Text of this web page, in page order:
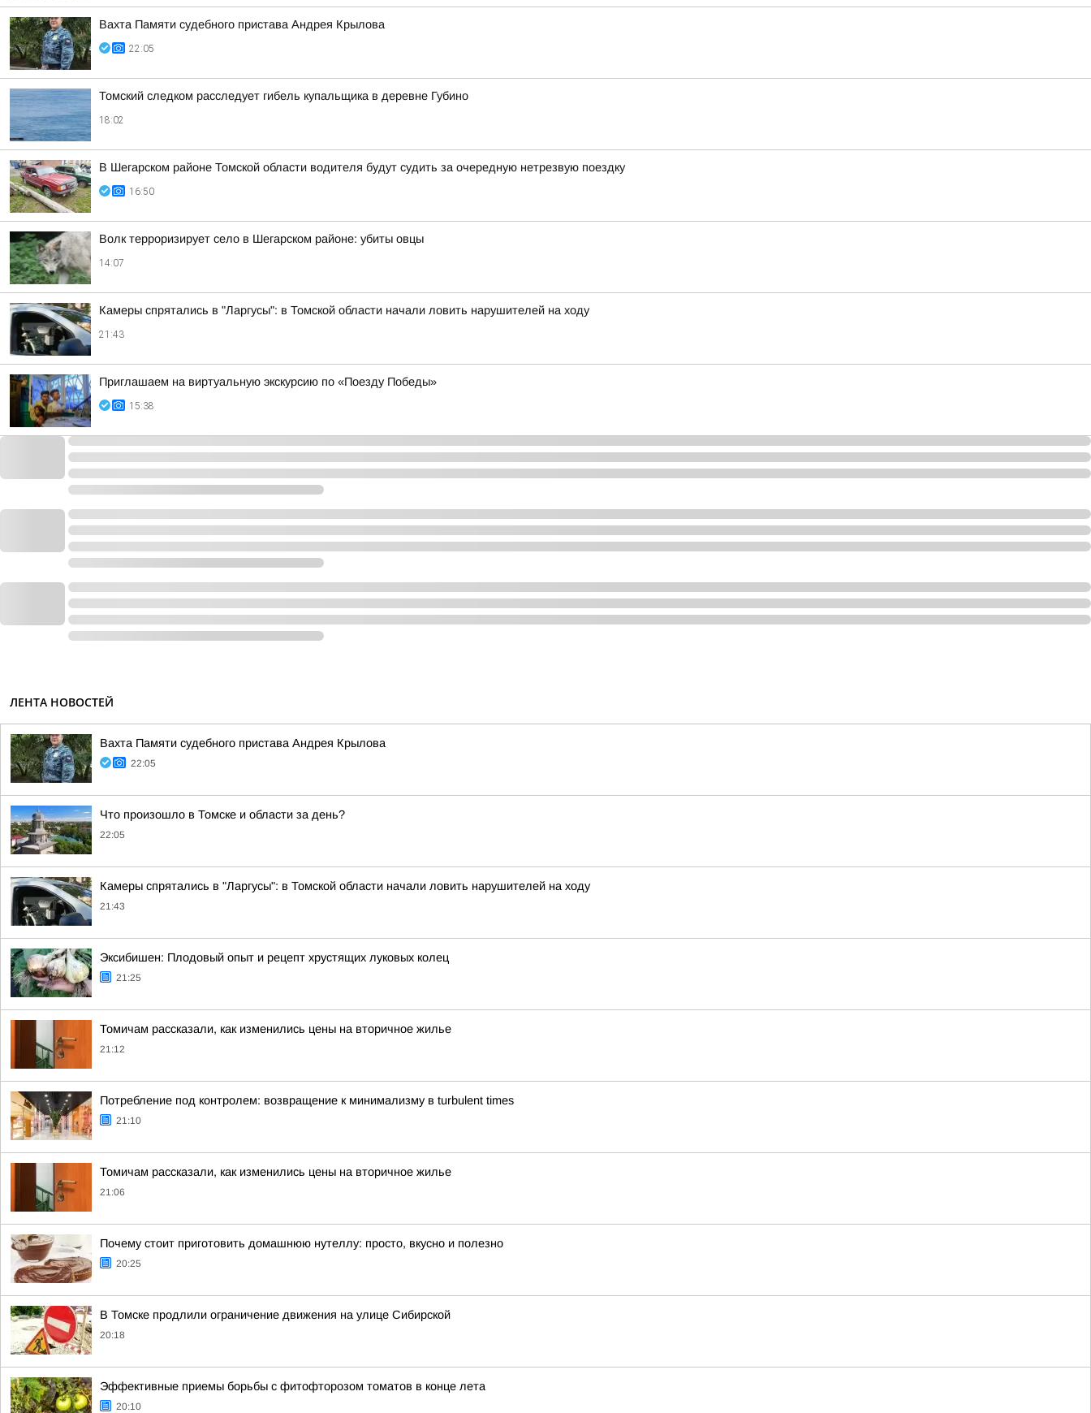
Вахта Памяти судебного пристава Андрея Крылова
22:05
Томский следком расследует гибель купальщика в деревне Губино
18:02
В Шегарском районе Томской области водителя будут судить за очередную нетрезвую поездку
16:50
Волк терроризирует село в Шегарском районе: убиты овцы
14:07
Камеры спрятались в "Ларгусы": в Томской области начали ловить нарушителей на ходу
21:43
Приглашаем на виртуальную экскурсию по «Поезду Победы»
15:38
ЛЕНТА НОВОСТЕЙ
Вахта Памяти судебного пристава Андрея Крылова
22:05
Что произошло в Томске и области за день?
22:05
Камеры спрятались в "Ларгусы": в Томской области начали ловить нарушителей на ходу
21:43
Эксибишен: Плодовый опыт и рецепт хрустящих луковых колец
21:25
Томичам рассказали, как изменились цены на вторичное жилье
21:12
Потребление под контролем: возвращение к минимализму в turbulent times
21:10
Томичам рассказали, как изменились цены на вторичное жилье
21:06
Почему стоит приготовить домашнюю нутеллу: просто, вкусно и полезно
20:25
В Томске продлили ограничение движения на улице Сибирской
20:18
Эффективные приемы борьбы с фитофторозом томатов в конце лета
20:10